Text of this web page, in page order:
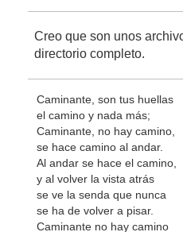
Creo que son unos
directorio completo.
Caminante, son tus huellas
el camino y nada más;
Caminante, no hay camino,
se hace camino al andar.
Al andar se hace el camino,
y al volver la vista atrás
se ve la senda que nunca
se ha de volver a pisar.
Caminante no hay camino